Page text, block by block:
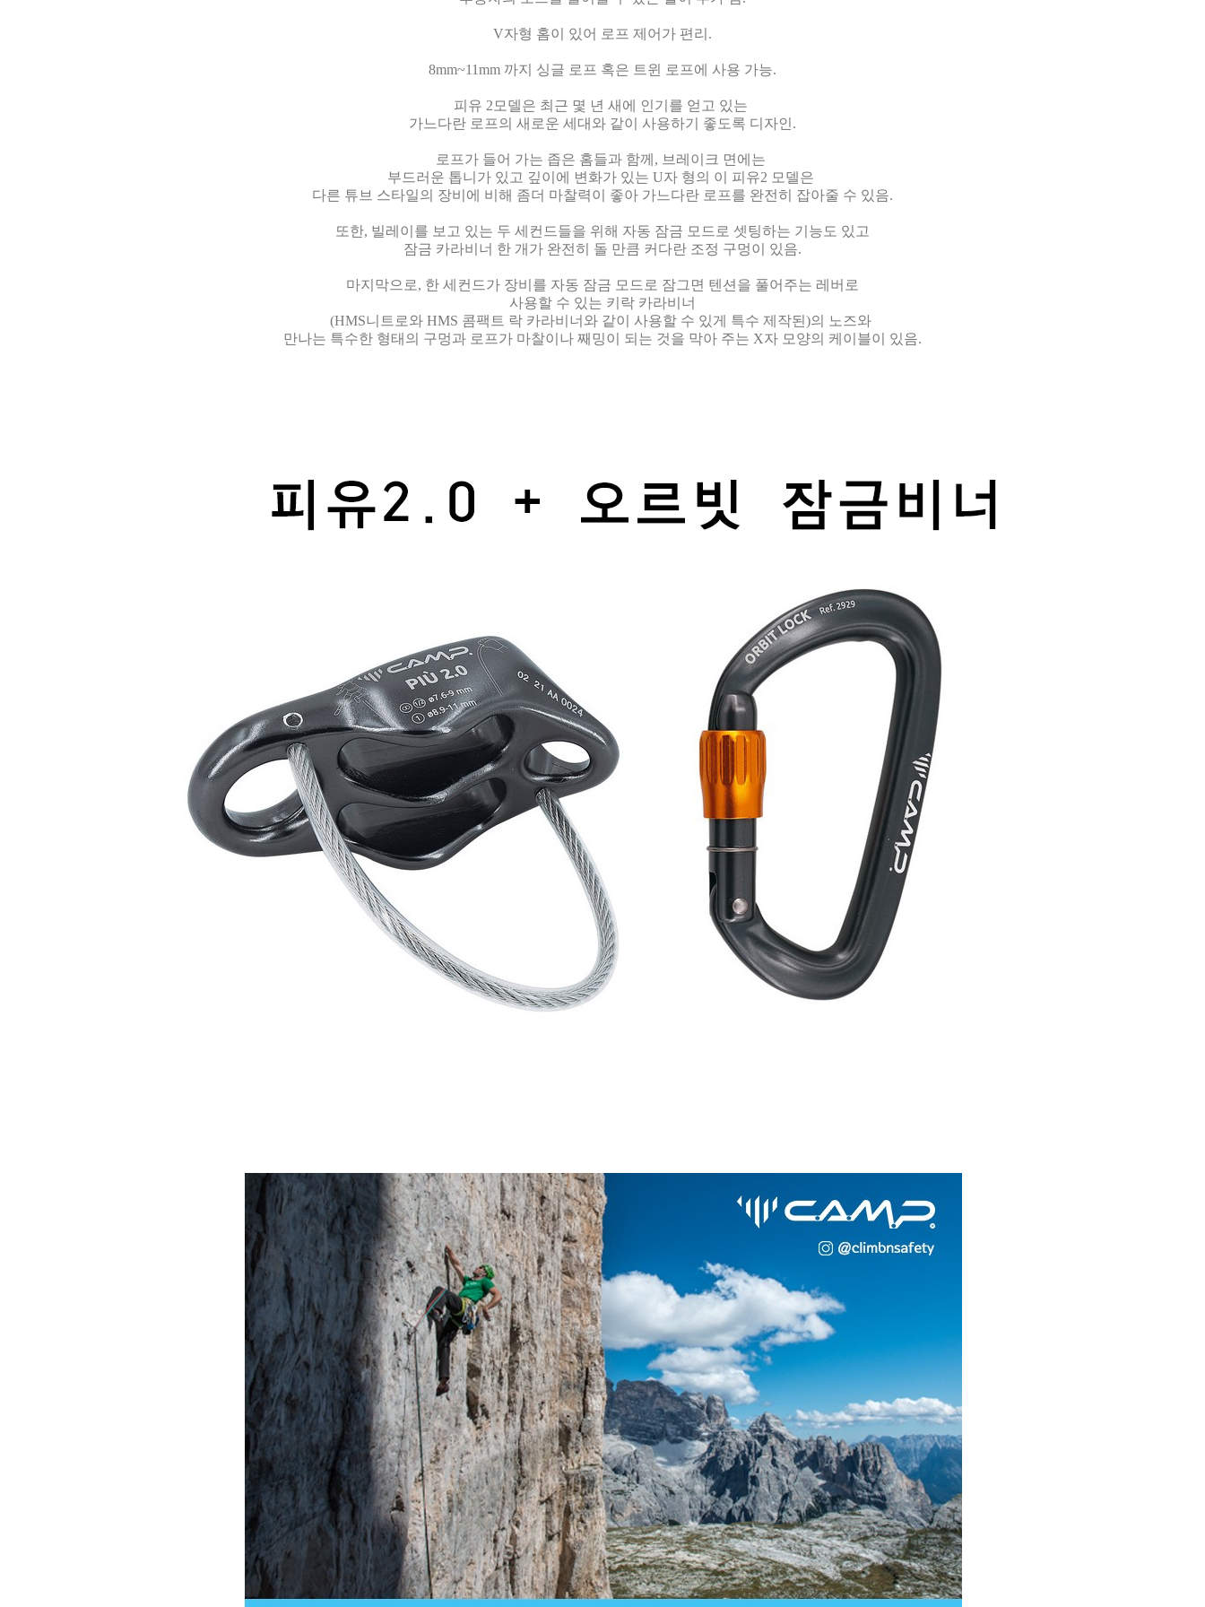
V자형 홈이 있어 로프 제어가 편리.
8mm~11mm 까지 싱글 로프 혹은 트윈 로프에 사용 가능.
피유 2모델은 최근 몇 년 새에 인기를 얻고 있는
가느다란 로프의 새로운 세대와 같이 사용하기 좋도록 디자인.
로프가 들어 가는 좁은 홈들과 함께, 브레이크 면에는
부드러운 톱니가 있고 깊이에 변화가 있는 U자 형의 이 피유2 모델은
다른 튜브 스타일의 장비에 비해 좀더 마찰력이 좋아 가느다란 로프를 완전히 잡아줄 수 있음.
또한, 빌레이를 보고 있는 두 세컨드들을 위해 자동 잠금 모드로 셋팅하는 기능도 있고
잠금 카라비너 한 개가 완전히 돌 만큼 커다란 조정 구멍이 있음.
마지막으로, 한 세컨드가 장비를 자동 잠금 모드로 잠그면 텐션을 풀어주는 레버로
사용할 수 있는 키락 카라비너
(HMS니트로와 HMS 콤팩트 락 카라비너와 같이 사용할 수 있게 특수 제작된)의 노즈와
만나는 특수한 형태의 구멍과 로프가 마찰이나 째밍이 되는 것을 막아 주는 X자 모양의 케이블이 있음.